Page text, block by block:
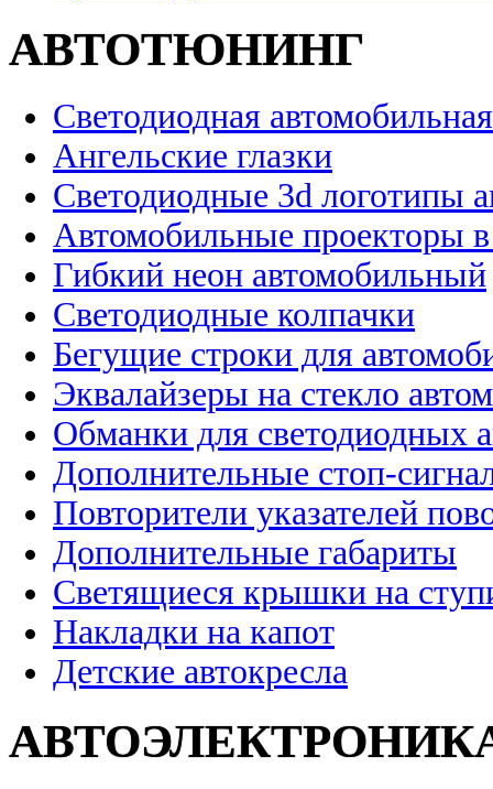
АВТОТЮНИНГ
Светодиодная
Ангельские глазки
Светодиодные 3d логотипы
Автомобильные проекторы
Гибкий неон автомобильный
Светодиодные колпачки
Бегущие строки для
Эквалайзеры на стекло
Обманки для светодиодных
Дополнительные стоп-
Повторители указателей
Дополнительные габариты
Светящиеся крышки на
Накладки на капот
Детские автокресла